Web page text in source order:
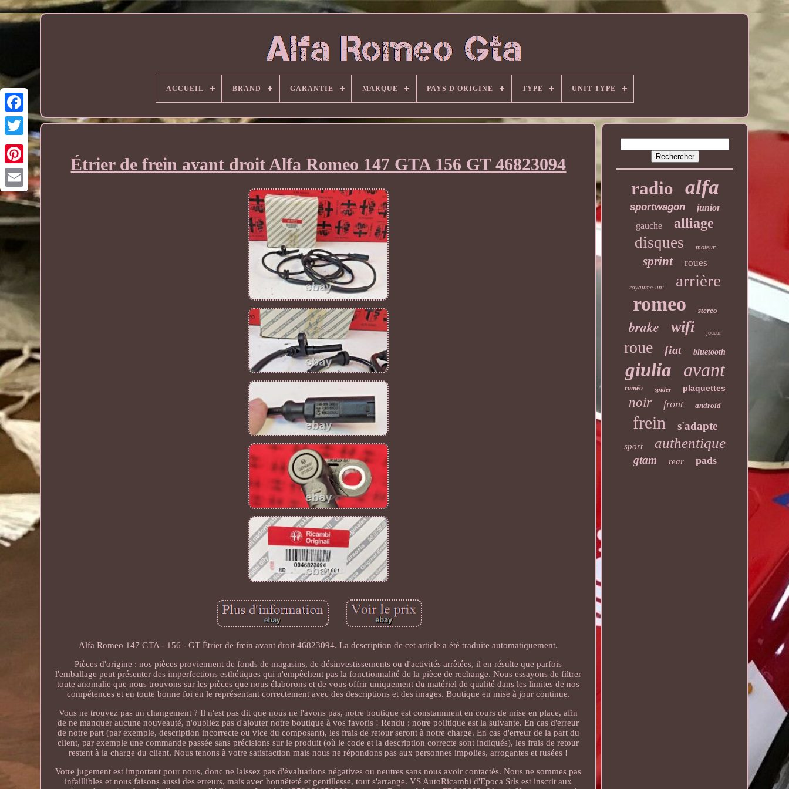
ACCUEIL BRAND GARANTIE MARQUE PAYS D'ORIGINE TYPE UNIT TYPE
Étrier de frein avant droit Alfa Romeo 147 GTA 156 GT 46823094
Alfa Romeo 147 GTA - 156 - GT Étrier de frein avant droit 46823094. La description de cet article a été traduite automatiquement.
Pièces d'origine : nos pièces proviennent de fonds de magasins, de désinvestissements ou d'activités arrêtées, il en résulte que parfois
l'emballage peut présenter des imperfections esthétiques qui n'empêchent pas la fonctionnalité de la pièce de rechange. Nous essayons de filtrer
toute anomalie que nous trouvons sur les pièces que nous élaborons et de vous offrir uniquement du matériel de qualité dans les limites de nos
compétences et en toute bonne foi en le représentant correctement avec des descriptions et des images. Boutique en mise à jour continue.
Vous ne trouvez pas un changement ? Il n'est pas dit que nous ne l'avons pas, notre boutique est constamment en cours de mise en place, afin
de ne manquer aucune nouveauté, n'oubliez pas d'ajouter notre boutique à vos favoris ! Rendu : notre politique est la suivante. En cas d'erreur
de notre part (par exemple, description incorrecte ou vice du composant), les frais de retour seront à notre charge. En cas d'erreur de la part du
client, par exemple une commande passée sans précisions sur le produit (où le code et la description correcte sont indiqués), les frais de retour
restent à la charge du client. Nous tenons à votre satisfaction mais nous ne répondons pas aux personnes impolies, arrogantes et rusées !
Votre jugement est important pour nous, donc ne laissez pas d'évaluations négatives ou neutres sans nous avoir contactés. Nous ne sommes pas
infaillibles et nous faisons aussi des erreurs, mais avec honnêteté et gentillesse, tout s'arrange. VS AutoRicambi d'Epoca Srls est inscrit aux
radio alfa
sportwagon
junior
gauche
alliage
disques moteur
sprint roues
royaume-uni arrière
romeo stereo
brake wifi joueur
roue fiat bluetooth
giulia avant
roméo spider plaquettes
noir front android
frein s'adapte
sport authentique
gtam rear pads